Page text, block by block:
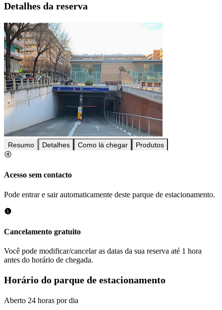
Detalhes da reserva
Resumo Detalhes Como lá chegar Produtos
Acesso sem contacto
Pode entrar e sair automaticamente deste parque de estacionamento.
Cancelamento gratuito
Você pode modificar/cancelar as datas da sua reserva até 1 hora
antes do horário de chegada.
Horário do parque de estacionamento
Aberto 24 horas por dia